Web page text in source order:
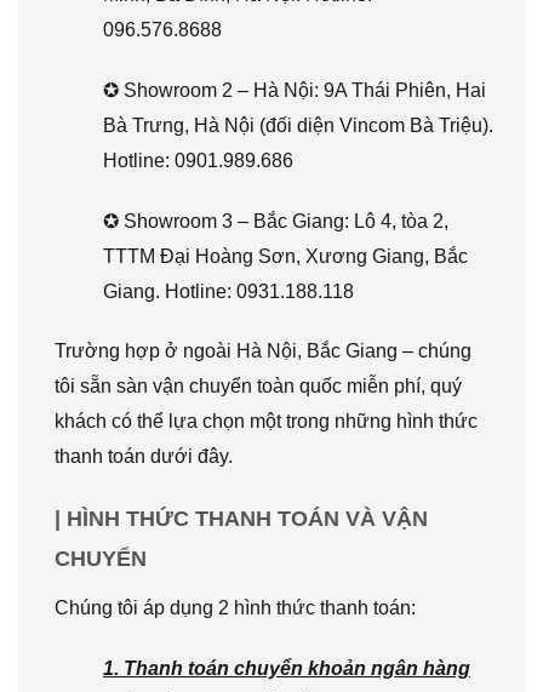
096.576.8688
✪ Showroom 2 – Hà Nội: 9A Thái Phiên, Hai
Bà Trưng, Hà Nội (đối diện Vincom Bà Triệu).
Hotline: 0901.989.686
✪ Showroom 3 – Bắc Giang: Lô 4, tòa 2,
TTTM Đại Hoàng Sơn, Xương Giang, Bắc
Giang. Hotline: 0931.188.118
Trường hợp ở ngoài Hà Nội, Bắc Giang – chúng
tôi sẵn sàn vận chuyển toàn quốc miễn phí, quý
khách có thể lựa chọn một trong những hình thức
thanh toán dưới đây.
| HÌNH THỨC THANH TOÁN VÀ VẬN
CHUYỂN
Chúng tôi áp dụng 2 hình thức thanh toán:
1. Thanh toán chuyển khoản ngân hàng